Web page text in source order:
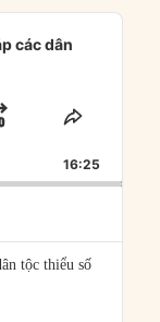
các dân
FORWARD
SHARE
16:25
tộc thiểu số